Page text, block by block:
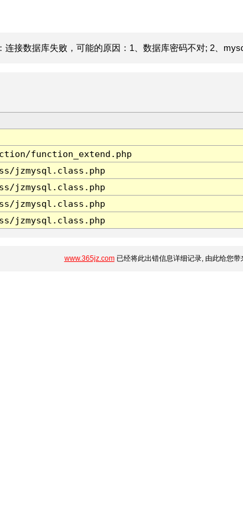
连接数据库失败，可能的原因：1、数据库密码不对; 2、
function_extend.php
jzmysql.class.php
jzmysql.class.php
jzmysql.class.php
jzmysql.class.php
www.365jz.com已经将此出错信息详细记录, 由此给您带